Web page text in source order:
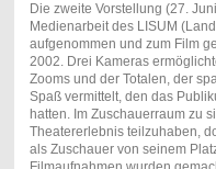
Die zweite Vorstellung (27.
Medienarbeit des LISUM
aufgenommen und zum Film
2002. Drei Kameras
Zooms und der Totalen, der
Spaß vermittelt, den das
hatten. Im Zuschauerraum zu
Theatererlebnis teilzuhaben,
als Zuschauer von seinem